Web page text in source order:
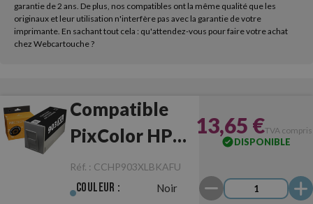
garantie de 2 ans. De plus, nos compatibles ont la même qualité que les
originaux et leur utilisation n'interfère pas avec la garantie de votre
imprimante. En sachant tout cela : qu'attendez-vous pour faire votre achat
chez Webcartouche ?
Compatible
PixColor HP
903XL Noir
Anti-Firmware
Réf. : CCHP903XLBKAFU
Couleur : Noir
13,65 €TVA
DISPONIBLE